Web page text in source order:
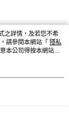
意方可使用
狀況，依本公司即
公司將視審查結果
惡意使用之情形，
之詳情，及若您不希
請參閱本網站「 隱私
本公司得按本網站使